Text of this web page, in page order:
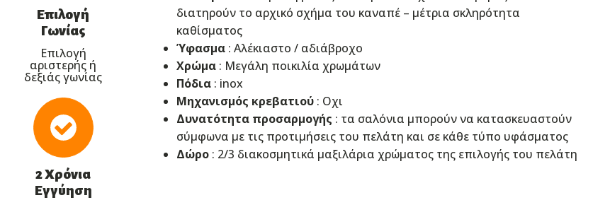
Επιλογή
Γωνίας
Επιλογή
αριστερής ή
δεξιάς γωνίας
2 Χρόνια
Εγγύηση
διατηρούν το αρχικό σχήμα του καναπέ – μέτρια σκληρότητα
καθίσματος
Ύφασμα : Αλέκιαστo / αδιάβροχo
Χρώμα : Μεγάλη ποικιλία χρωμάτων
Πόδια : inox
Μηχανισμός κρεβατιού : Οχι
Δυνατότητα προσαρμογής : τα σαλόνια μπορούν να κατασκευαστούν
σύμφωνα με τις προτιμήσεις του πελάτη και σε κάθε τύπο υφάσματος
Δώρο : 2/3 διακοσμητικά μαξιλάρια χρώματος της επιλογής του πελάτη